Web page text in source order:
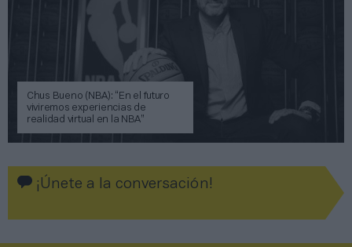
Chus Bueno (NBA): “En el futuro
viviremos experiencias de
realidad virtual en la NBA”
¡Únete a la conversación!